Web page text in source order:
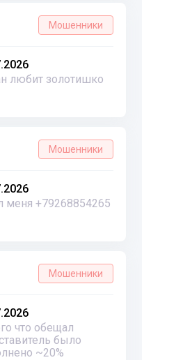
Мошенники
любит золотишко
Мошенники
меня +79268854265
Мошенники
что обещал
было
~20%